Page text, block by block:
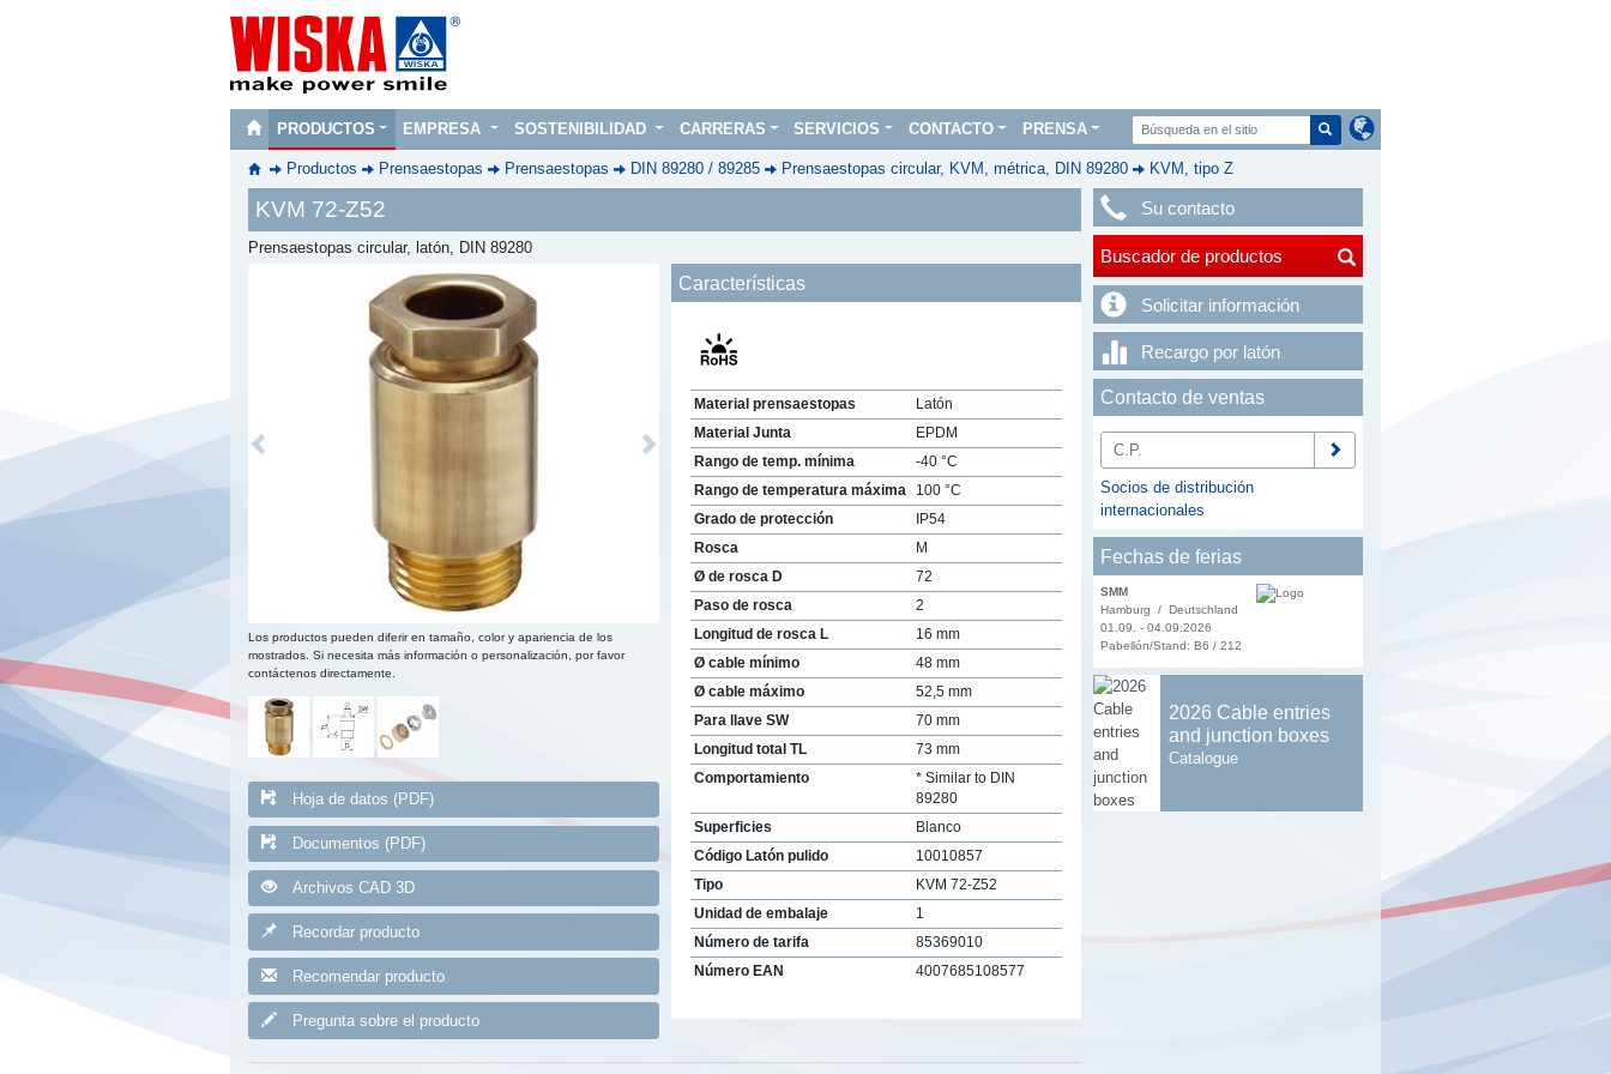
PRODUCTOS EMPRESA SOSTENIBILIDAD CARRERAS SERVICIOS CONTACTO PRENSA
Productos Prensaestopas Prensaestopas DIN 89280 / 89285 Prensaestopas circular, KVM, métrica, DIN 89280 KVM, tipo Z
KVM 72-Z52
Prensaestopas circular, latón, DIN 89280
Previous Next
Los productos pueden diferir en tamaño, color y apariencia de los
mostrados. Si necesita más información o personalización, por favor
contáctenos directamente.
Hoja de datos (PDF)
Documentos (PDF)
Archivos CAD 3D
Recordar producto
Recomendar producto
Pregunta sobre el producto
Características
Material prensaestopas
Latón
Material Junta
EPDM
Rango de temp. mínima
-40 °C
Rango de temperatura máxima
100 °C
Grado de protección
IP54
Rosca
M
Ø de rosca D
72
Paso de rosca
2
Longitud de rosca L
16 mm
Ø cable mínimo
48 mm
Ø cable máximo
52,5 mm
Para llave SW
70 mm
Longitud total TL
73 mm
Comportamiento
* Similar to DIN
89280
Superficies
Blanco
Código Latón pulido
10010857
Tipo
KVM 72-Z52
Unidad de embalaje
1
Número de tarifa
85369010
Número EAN
4007685108577
Su contacto
Buscador de productos
Solicitar información
Recargo por latón
Contacto de ventas
Socios de distribución
internacionales
Fechas de ferias
SMM
Hamburg / Deutschland
01.09. - 04.09.2026
Pabellón/Stand: B6 / 212
2026 Cable entries
and junction boxes
Catalogue